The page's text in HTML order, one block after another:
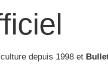
depuis 1998 et